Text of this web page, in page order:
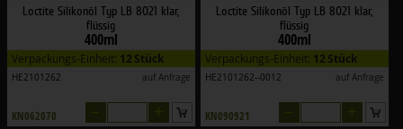
Loctite Silikonöl Typ LB 8021 klar,
flüssig
400ml
Verpackungs-Einheit: 12 Stück
HE2101262 auf Anfrage
KN062070
Loctite Silikonöl Typ LB 8021 klar,
flüssig
400ml
Verpackungs-Einheit: 12 Stück
HE2101262--0012 auf Anfrage
KN090921